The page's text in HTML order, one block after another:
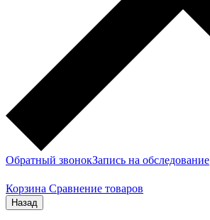
Обратный звонокЗапись на обследование
Корзина Сравнение товаров
Назад